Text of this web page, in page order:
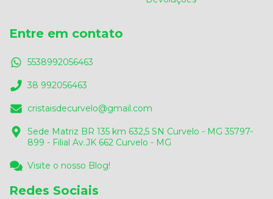
Entre em contato
5538992056463
38 992056463
cristaisdecurvelo@gmail.com
Sede Matriz BR 135 km 632,5 SN Curvelo - MG 35797-
899 - Filial Av.JK 662 Curvelo - MG
Visite o nosso Blog!
Redes Sociais